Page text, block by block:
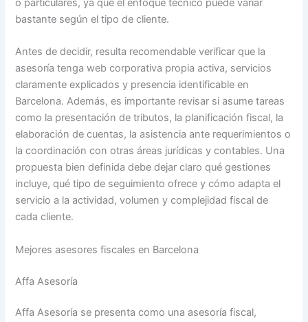
o particulares, ya que el enfoque técnico puede variar
bastante según el tipo de cliente.
Antes de decidir, resulta recomendable verificar que la
asesoría tenga web corporativa propia activa, servicios
claramente explicados y presencia identificable en
Barcelona. Además, es importante revisar si asume tareas
como la presentación de tributos, la planificación fiscal, la
elaboración de cuentas, la asistencia ante requerimientos o
la coordinación con otras áreas jurídicas y contables. Una
propuesta bien definida debe dejar claro qué gestiones
incluye, qué tipo de seguimiento ofrece y cómo adapta el
servicio a la actividad, volumen y complejidad fiscal de
cada cliente.
Mejores asesores fiscales en Barcelona
Affa Asesoría
Affa Asesoría se presenta como una asesoría fiscal,